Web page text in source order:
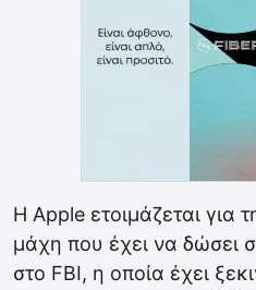
Η Apple ετοιμάζεται για
μάχη που έχει να δώσει
στο FBI, η οποία έχει